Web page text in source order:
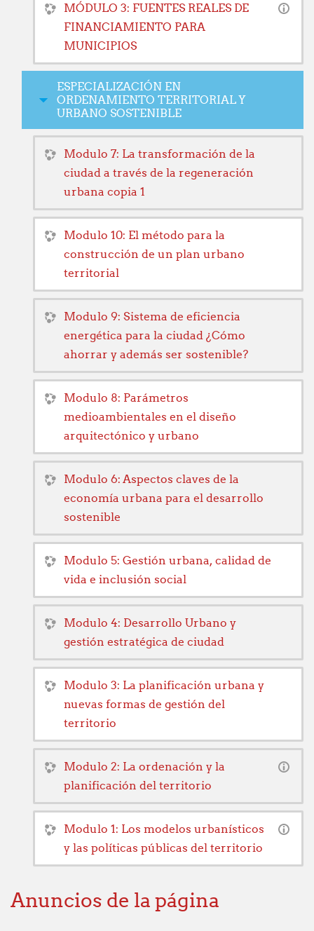
MÓDULO 3: FUENTES REALES DE
FINANCIAMIENTO PARA
MUNICIPIOS
ESPECIALIZACIÓN EN
ORDENAMIENTO TERRITORIAL Y
URBANO SOSTENIBLE
Modulo 7: La transformación de la
ciudad a través de la regeneración
urbana copia 1
Modulo 10: El método para la
construcción de un plan urbano
territorial
Modulo 9: Sistema de eficiencia
energética para la ciudad ¿Cómo
ahorrar y además ser sostenible?
Modulo 8: Parámetros
medioambientales en el diseño
arquitectónico y urbano
Modulo 6: Aspectos claves de la
economía urbana para el desarrollo
sostenible
Modulo 5: Gestión urbana, calidad de
vida e inclusión social
Modulo 4: Desarrollo Urbano y
gestión estratégica de ciudad
Modulo 3: La planificación urbana y
nuevas formas de gestión del
territorio
Modulo 2: La ordenación y la
planificación del territorio
Modulo 1: Los modelos urbanísticos
y las políticas públicas del territorio
Anuncios de la página